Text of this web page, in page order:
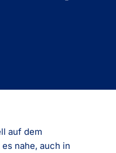
auf dem
nahe, auch in